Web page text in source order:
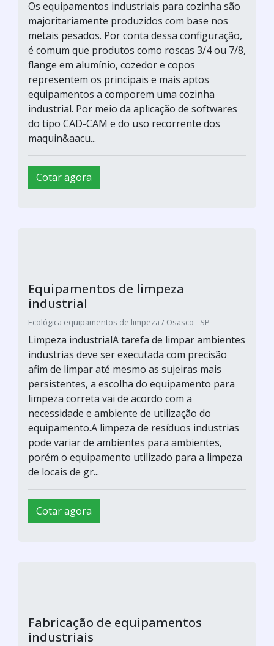
Os equipamentos industriais para cozinha são
majoritariamente produzidos com base nos
metais pesados. Por conta dessa configuração,
é comum que produtos como roscas 3/4 ou 7/8,
flange em alumínio, cozedor e copos
representem os principais e mais aptos
equipamentos a comporem uma cozinha
industrial. Por meio da aplicação de softwares
do tipo CAD-CAM e do uso recorrente dos
maquin&aacu...
Cotar agora
Equipamentos de limpeza
industrial
Ecológica equipamentos de limpeza / Osasco - SP
Limpeza industrialA tarefa de limpar ambientes
industrias deve ser executada com precisão
afim de limpar até mesmo as sujeiras mais
persistentes, a escolha do equipamento para
limpeza correta vai de acordo com a
necessidade e ambiente de utilização do
equipamento.A limpeza de resíduos industrias
pode variar de ambientes para ambientes,
porém o equipamento utilizado para a limpeza
de locais de gr...
Cotar agora
Fabricação de equipamentos
industriais